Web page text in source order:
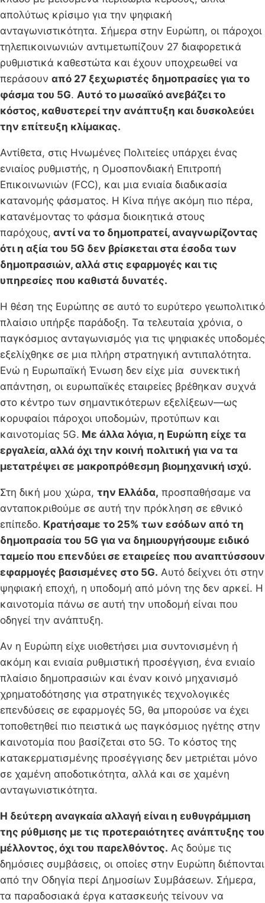
απολύτως κρίσιμο για την ψηφιακή
ανταγωνιστικότητα. Σήμερα στην Ευρώπη, οι πάροχοι
τηλεπικοινωνιών αντιμετωπίζουν 27 διαφορετικά
ρυθμιστικά καθεστώτα και έχουν υποχρεωθεί να
περάσουν από 27 ξεχωριστές δημοπρασίες για το
φάσμα του 5G. Αυτό το μωσαϊκό ανεβάζει το
κόστος, καθυστερεί την ανάπτυξη και δυσκολεύει
την επίτευξη κλίμακας.
Αντίθετα, στις Ηνωμένες Πολιτείες υπάρχει ένας
ενιαίος ρυθμιστής, η Ομοσπονδιακή Επιτροπή
Επικοινωνιών (FCC), και μια ενιαία διαδικασία
κατανομής φάσματος. Η Κίνα πήγε ακόμη πιο πέρα,
κατανέμοντας το φάσμα διοικητικά στους
παρόχους, αντί να το δημοπρατεί, αναγνωρίζοντας
ότι η αξία του 5G δεν βρίσκεται στα έσοδα των
δημοπρασιών, αλλά στις εφαρμογές και τις
υπηρεσίες που καθιστά δυνατές.
Η θέση της Ευρώπης σε αυτό το ευρύτερο γεωπολιτικό
πλαίσιο υπήρξε παράδοξη. Τα τελευταία χρόνια, ο
παγκόσμιος ανταγωνισμός για τις ψηφιακές υποδομές
εξελίχθηκε σε μια πλήρη στρατηγική αντιπαλότητα.
Ενώ η Ευρωπαϊκή Ένωση δεν είχε μία συνεκτική
απάντηση, οι ευρωπαϊκές εταιρείες βρέθηκαν συχνά
στο κέντρο των σημαντικότερων εξελίξεων—ως
κορυφαίοι πάροχοι υποδομών, προτύπων και
καινοτομίας 5G. Με άλλα λόγια, η Ευρώπη είχε τα
εργαλεία, αλλά όχι την κοινή πολιτική για να τα
μετατρέψει σε μακροπρόθεσμη βιομηχανική ισχύ.
Στη δική μου χώρα, την Ελλάδα, προσπαθήσαμε να
ανταποκριθούμε σε αυτή την πρόκληση σε εθνικό
επίπεδο. Κρατήσαμε το 25% των εσόδων από τη
δημοπρασία του 5G για να δημιουργήσουμε ειδικό
ταμείο που επενδύει σε εταιρείες που αναπτύσσουν
εφαρμογές βασισμένες στο 5G. Αυτό δείχνει ότι στην
ψηφιακή εποχή, η υποδομή από μόνη της δεν αρκεί. Η
καινοτομία πάνω σε αυτή την υποδομή είναι που
οδηγεί την ανάπτυξη.
Αν η Ευρώπη είχε υιοθετήσει μια συντονισμένη ή
ακόμη και ενιαία ρυθμιστική προσέγγιση, ένα ενιαίο
πλαίσιο δημοπρασιών και έναν κοινό μηχανισμό
χρηματοδότησης για στρατηγικές τεχνολογικές
επενδύσεις σε εφαρμογές 5G, θα μπορούσε να έχει
τοποθετηθεί πιο πειστικά ως παγκόσμιος ηγέτης στην
καινοτομία που βασίζεται στο 5G. Το κόστος της
κατακερματισμένης προσέγγισης δεν μετριέται μόνο
σε χαμένη αποδοτικότητα, αλλά και σε χαμένη
ανταγωνιστικότητα.
Η δεύτερη αναγκαία αλλαγή είναι η ευθυγράμμιση
της ρύθμισης με τις προτεραιότητες ανάπτυξης του
μέλλοντος, όχι του παρελθόντος. Ας δούμε τις
δημόσιες συμβάσεις, οι οποίες στην Ευρώπη διέπονται
από την Οδηγία περί Δημοσίων Συμβάσεων. Σήμερα,
τα παραδοσιακά έργα κατασκευής τείνουν να